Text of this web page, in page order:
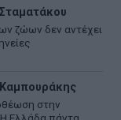
ζώων δεν αντέχει
στην